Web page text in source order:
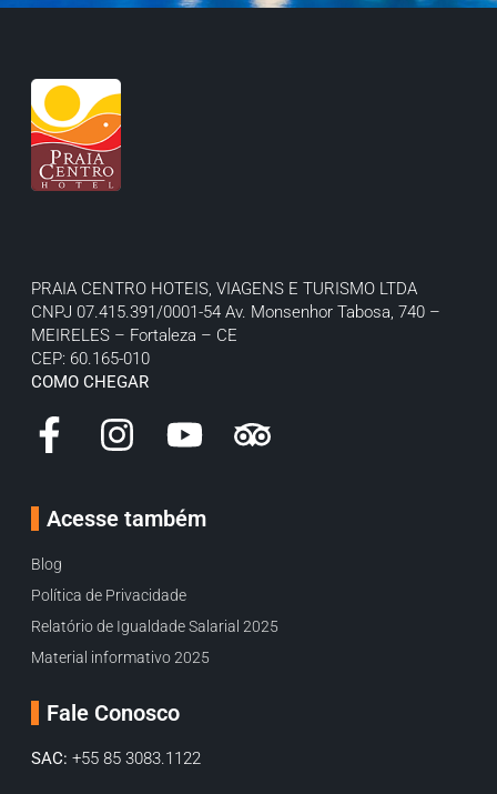
PRAIA CENTRO HOTEIS, VIAGENS E TURISMO LTDA
CNPJ 07.415.391/0001-54 Av. Monsenhor Tabosa, 740 –
MEIRELES – Fortaleza – CE
CEP: 60.165-010
COMO CHEGAR
Acesse também
Blog
Política de Privacidade
Relatório de Igualdade Salarial 2025
Material informativo 2025
Fale Conosco
SAC: +55 85 3083.1122